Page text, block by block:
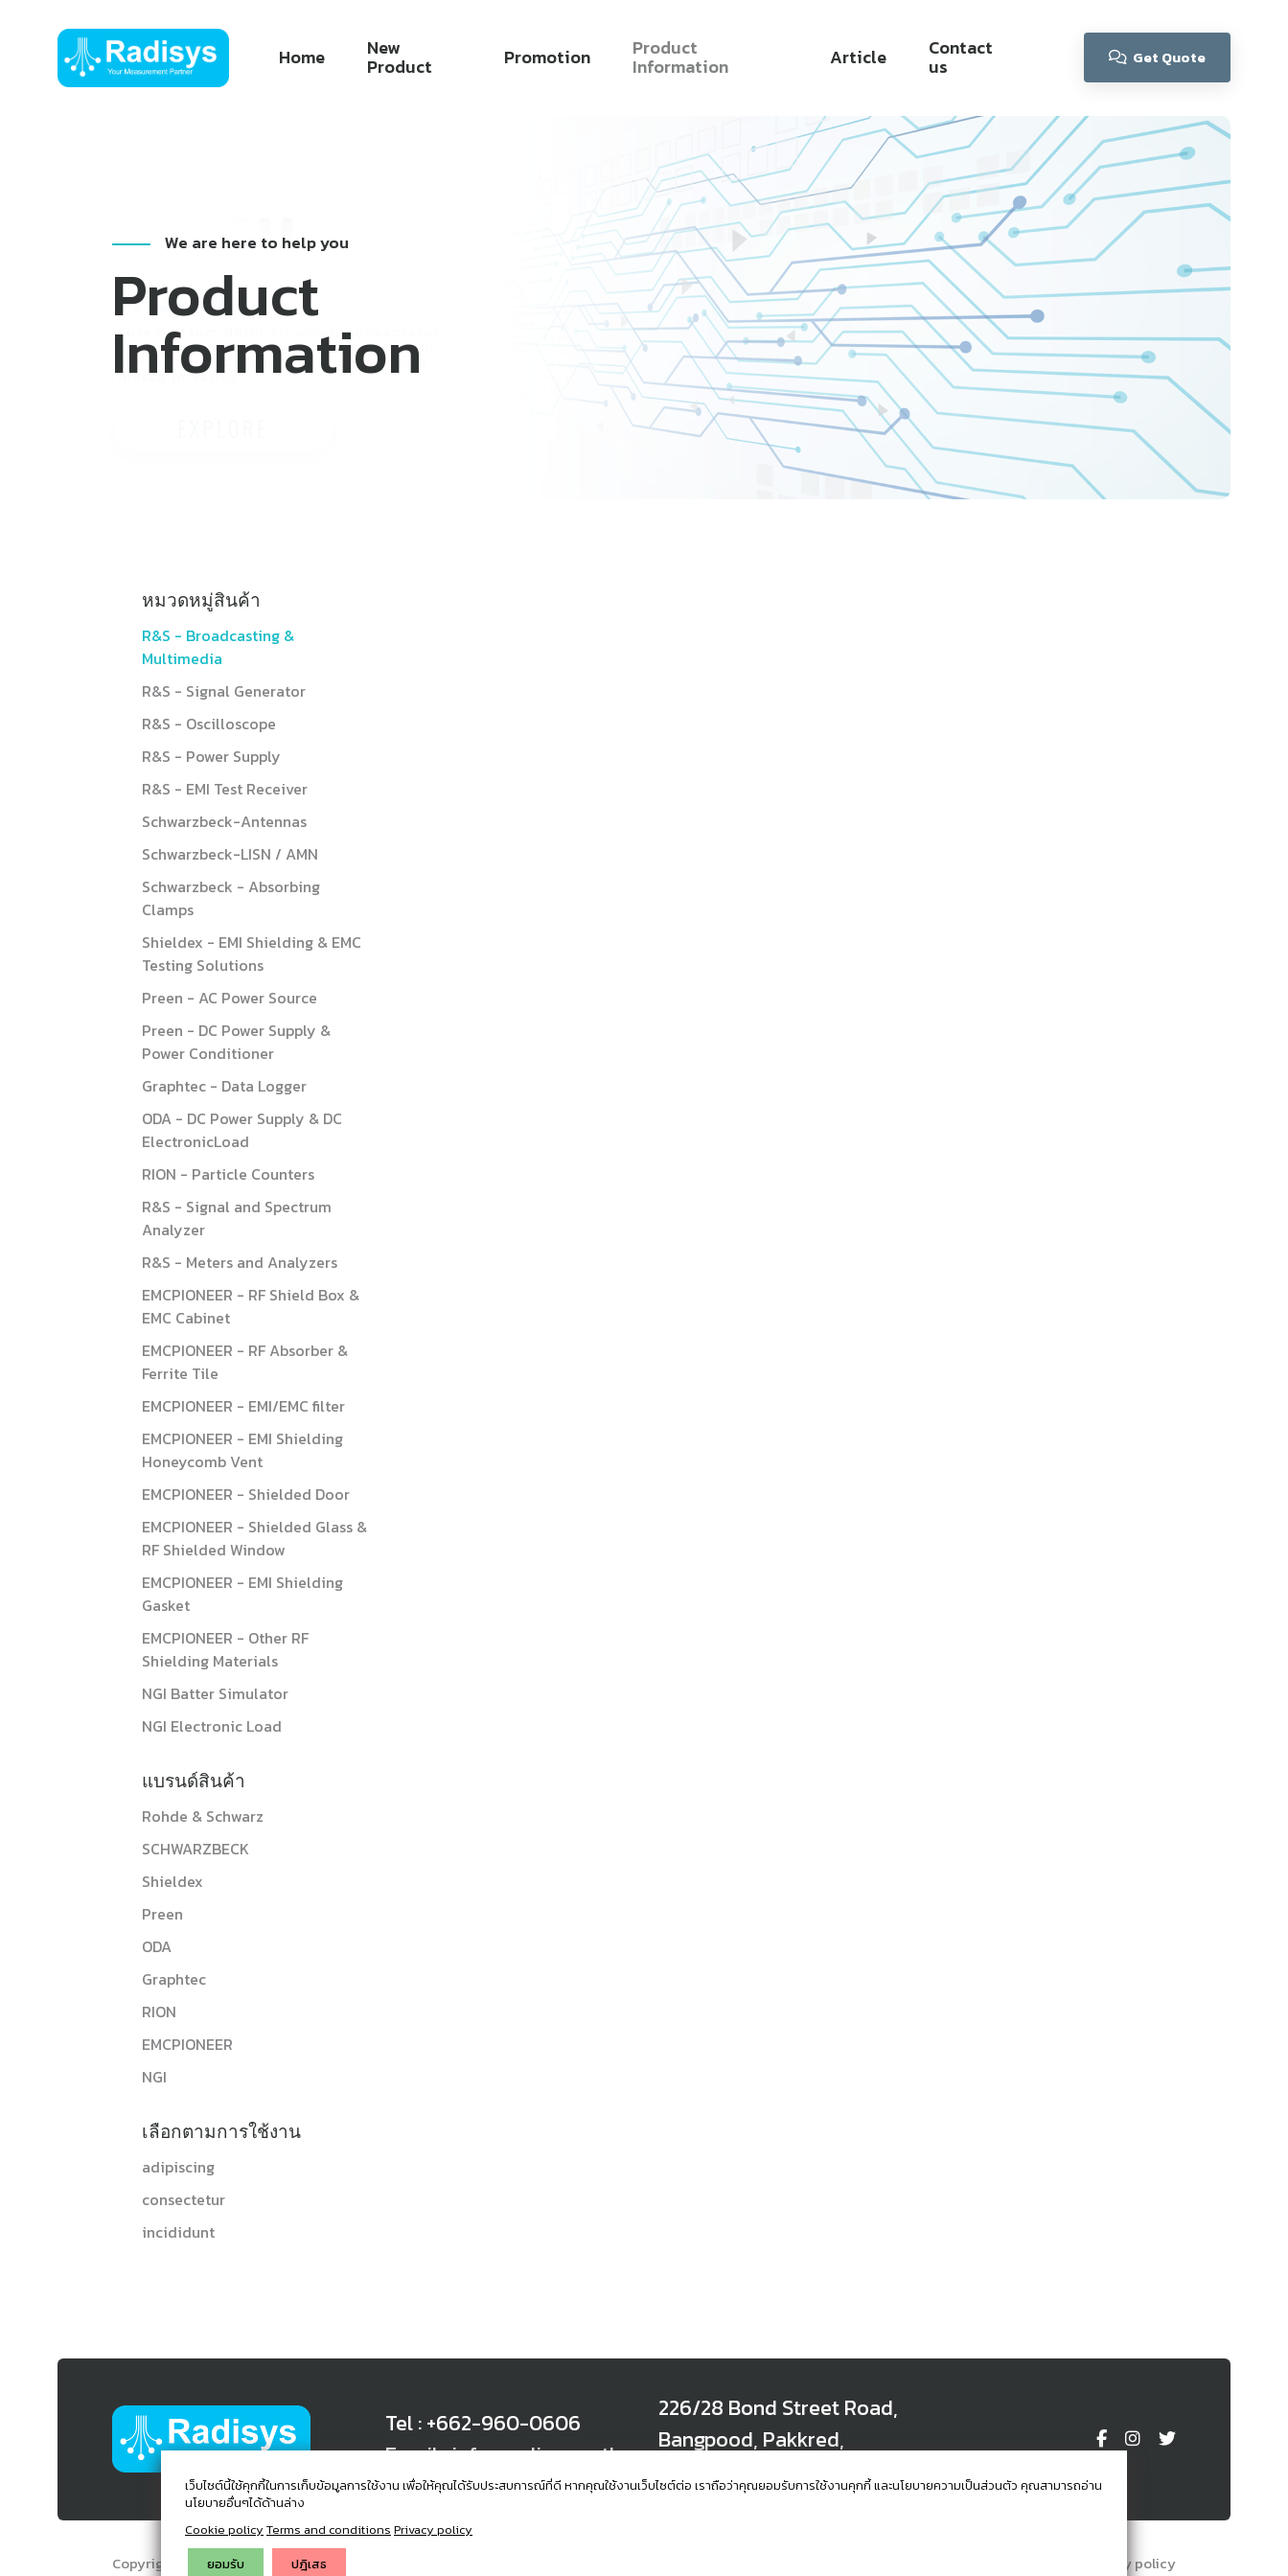
Home New
Product Promotion Product
Information Article Contact
us Get Quote
We are here to help you
Product
Information
หมวดหมู่สินค้า
R&S - Broadcasting &
Multimedia
R&S - Signal Generator
R&S - Oscilloscope
R&S - Power Supply
R&S - EMI Test Receiver
Schwarzbeck-Antennas
Schwarzbeck-LISN / AMN
Schwarzbeck - Absorbing
Clamps
Shieldex - EMI Shielding & EMC
Testing Solutions
Preen - AC Power Source
Preen - DC Power Supply &
Power Conditioner
Graphtec - Data Logger
ODA - DC Power Supply & DC
ElectronicLoad
RION - Particle Counters
R&S - Signal and Spectrum
Analyzer
R&S - Meters and Analyzers
EMCPIONEER - RF Shield Box &
EMC Cabinet
EMCPIONEER - RF Absorber &
Ferrite Tile
EMCPIONEER - EMI/EMC filter
EMCPIONEER - EMI Shielding
Honeycomb Vent
EMCPIONEER - Shielded Door
EMCPIONEER - Shielded Glass &
RF Shielded Window
EMCPIONEER - EMI Shielding
Gasket
EMCPIONEER - Other RF
Shielding Materials
NGI Batter Simulator
NGI Electronic Load
แบรนด์สินค้า
Rohde & Schwarz
SCHWARZBECK
Shieldex
Preen
ODA
Graphtec
RION
EMCPIONEER
NGI
เลือกตามการใช้งาน
adipiscing
consectetur
incididunt
เว็บไซต์นี้ใช้คุกกี้ในการเก็บข้อมูลการใช้งาน เพื่อให้คุณได้รับประสบการณ์ที่ดี หากคุณใช้งานเว็บไซต์ต่อ เราถือว่าคุณยอมรับการใช้งานคุกกี้ และนโยบายความเป็นส่วนตัว คุณสามารถอ่าน
นโยบายอื่นๆได้ด้านล่าง
Cookie policy Terms and conditions Privacy policy
ยอมรับ
ปฎิเสธ
Tel : +662-960-0606
Email : info@radisys.co.th
226/28 Bond Street Road,
Bangpood, Pakkred,
Nonthaburi 11120 Thailand
Copyright © 2024. Radisys Co.,Ltd. All Rights Reserved. Privacy policy